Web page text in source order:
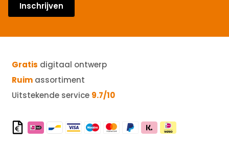
Inschrijven
Gratis digitaal ontwerp
Ruim assortiment
Uitstekende service 9.7/10